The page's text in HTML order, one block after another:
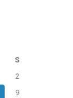
S
2
9